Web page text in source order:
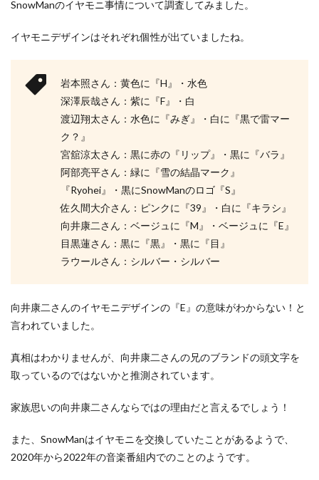
SnowManのイヤモニ事情について調査してみました。
イヤモニデザインはそれぞれ個性が出ていましたね。
岩本照さん：黄色に『H』・水色
深澤辰哉さん：紫に『F』・白
渡辺翔太さん：水色に『みぎ』・白に『黒で雷マー
ク？』
宮舘涼太さん：黒に赤の『リップ』・黒に『バラ』
阿部亮平さん：緑に『雪の結晶マーク』
『Ryohei』・黒にSnowManのロゴ『S』
佐久間大介さん：ピンクに『39』・白に『キラシ』
向井康二さん：ベージュに『M』・ベージュに『E』
目黒蓮さん：黒に『黒』・黒に『目』
ラウールさん：シルバー・シルバー
向井康二さんのイヤモニデザインの『E』の意味がわからない！と
言われていました。
真相はわかりませんが、向井康二さんの兄のブランドの頭文字を
取っているのではないかと推測されています。
家族思いの向井康二さんならではの理由だと言えるでしょう！
また、SnowManはイヤモニを交換していたことがあるようで、
2020年から2022年の音楽番組内でのことのようです。